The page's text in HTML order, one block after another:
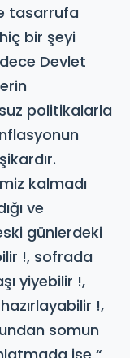
tasarrufa
bir şeyi
Devlet
politikalarla
kalmadı
ve
günlerdeki
!, sofrada
yiyebilir !,
hazırlayabilir !,
somun